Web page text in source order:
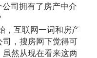
司拥有了房产中介
，互联网一词和房产
，搜房网下觉得可
然从现在看来这两